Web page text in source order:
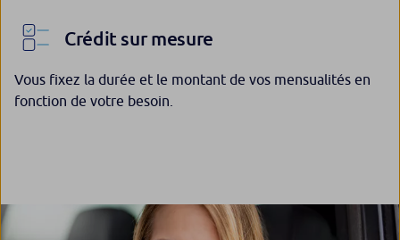
Crédit sur mesure
Vous fixez la durée et le montant de vos mensualités en
fonction de votre besoin.